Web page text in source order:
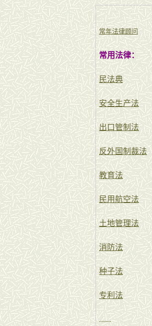
常年法律顾问
常用法律：
民法典
安全生产法
出口管制法
反外国制裁法
教育法
民用航空法
土地管理法
消防法
种子法
专利法
......